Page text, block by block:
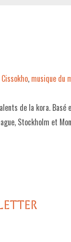
, musique du
de la kora.
Stockholm et